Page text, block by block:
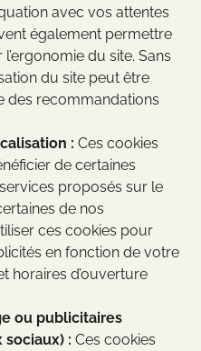
avec vos attentes
également permettre
du site. Sans
du site peut être
des recommandations
: Ces cookies
de certaines
proposés sur le
de nos
ces cookies pour
en fonction de votre
horaires d’ouverture
ou publicitaires
sociaux) : Ces cookies